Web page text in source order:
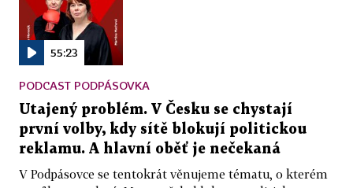
55:23
PODCAST PODPÁSOVKA
Utajený problém. V Česku se chystají
první volby, kdy sítě blokují politickou
reklamu. A hlavní oběť je nečekaná
V Podpásovce se tentokrát věnujeme tématu, o kterém